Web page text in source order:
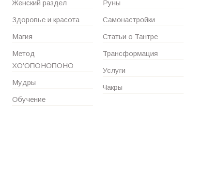
Женский раздел
Здоровье и красота
Магия
Метод
ХО’ОПОНОПОНО
Мудры
Обучение
Руны
Самонастройки
Статьи о Тантре
Трансформация
Услуги
Чакры